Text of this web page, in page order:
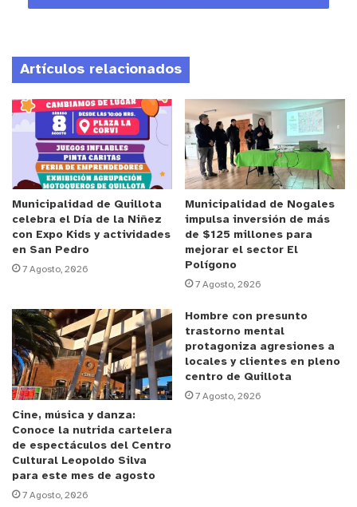
Anuncio Patrocinado
diferentes estamentos ligados al ámbito de acción
del Ministerio: personas reconocidas en las artes,
culturas tradicionales y patrimonio cultural,
pueblos originarios, migrantes, la academia y
Premios Nacionales. Además, cuenta con la
participación de los ministerios de Educación,
Relaciones Exteriores, Economía, Fomento y
Turismo.
Los miembros del Consejo Nacional que no sean
funcionarias/os públicos tendrán derecho a
percibir una dieta equivalente a ocho unidades de
fomento por cada sesión a la que asisten, con tope
de ocho sesiones por año calendario. Esta dieta
será compatible con otros ingresos que perciba el
consejero/a.
Los cupos disponibles de postulación al Consejo
Nacional son los siguientes:
Tres personas representativas de las artes que
tengan una reconocida vinculación y una destacada
Artículos relacionados
Municipalidad de Quillota
celebra el Día de la Niñez
con Expo Kids y actividades
en San Pedro
7 Agosto, 2026
Municipalidad de Nogales
impulsa inversión de más
de $125 millones para
mejorar el sector El
Polígono
7 Agosto, 2026
Cine, música y danza:
Conoce la nutrida cartelera
de espectáculos del Centro
Cultural Leopoldo Silva
para este mes de agosto
7 Agosto, 2026
Hombre con presunto
trastorno mental
protagoniza agresiones a
locales y clientes en pleno
centro de Quillota
7 Agosto, 2026